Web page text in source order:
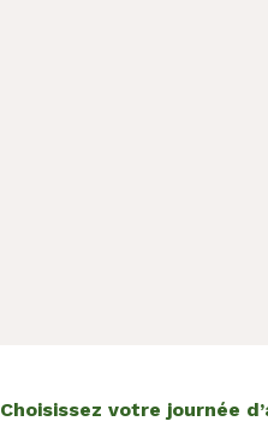
Choisissez votre journée